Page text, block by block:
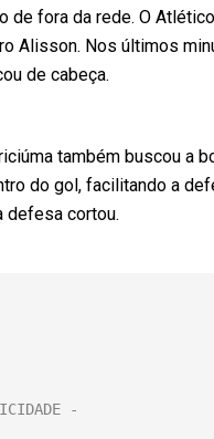
de fora da rede. O
Alisson. Nos últimos
de cabeça.
também buscou a
do gol, facilitando a
defesa cortou.